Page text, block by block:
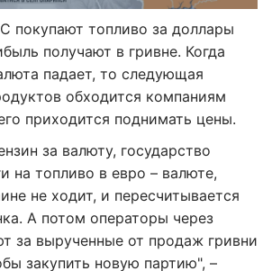
покупают топливо за доллары
получают в гривне. Когда
падает, то следующая
обходится компаниям
приходится поднимать цены.
за валюту, государство
на топливо в евро – валюте,
не ходит, и пересчитывается
А потом операторы через
за вырученные от продаж гривни
закупить новую партию", –